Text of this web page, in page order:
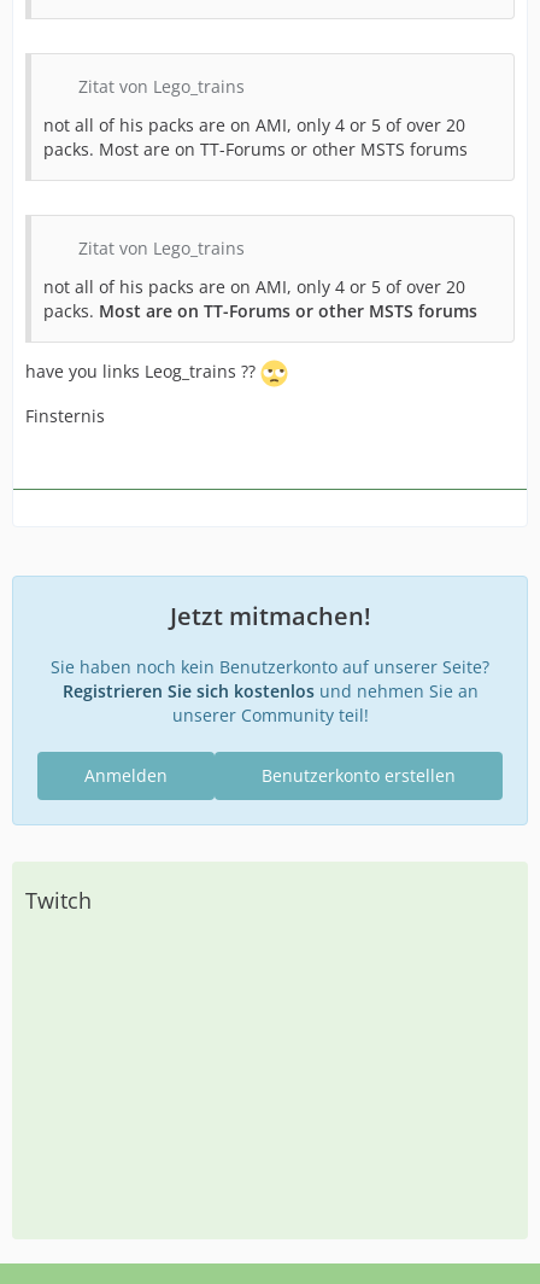
Zitat von Lego_trains
not all of his packs are on AMI, only 4 or 5 of over 20
packs. Most are on TT-Forums or other MSTS forums
Zitat von Lego_trains
not all of his packs are on AMI, only 4 or 5 of over 20
packs. Most are on TT-Forums or other MSTS forums
have you links Leog_trains ??
Finsternis
Jetzt mitmachen!
Sie haben noch kein Benutzerkonto auf unserer Seite?
Registrieren Sie sich kostenlosund nehmen Sie an
unserer Community teil!
Benutzerkonto erstellen
Anmelden
Twitch